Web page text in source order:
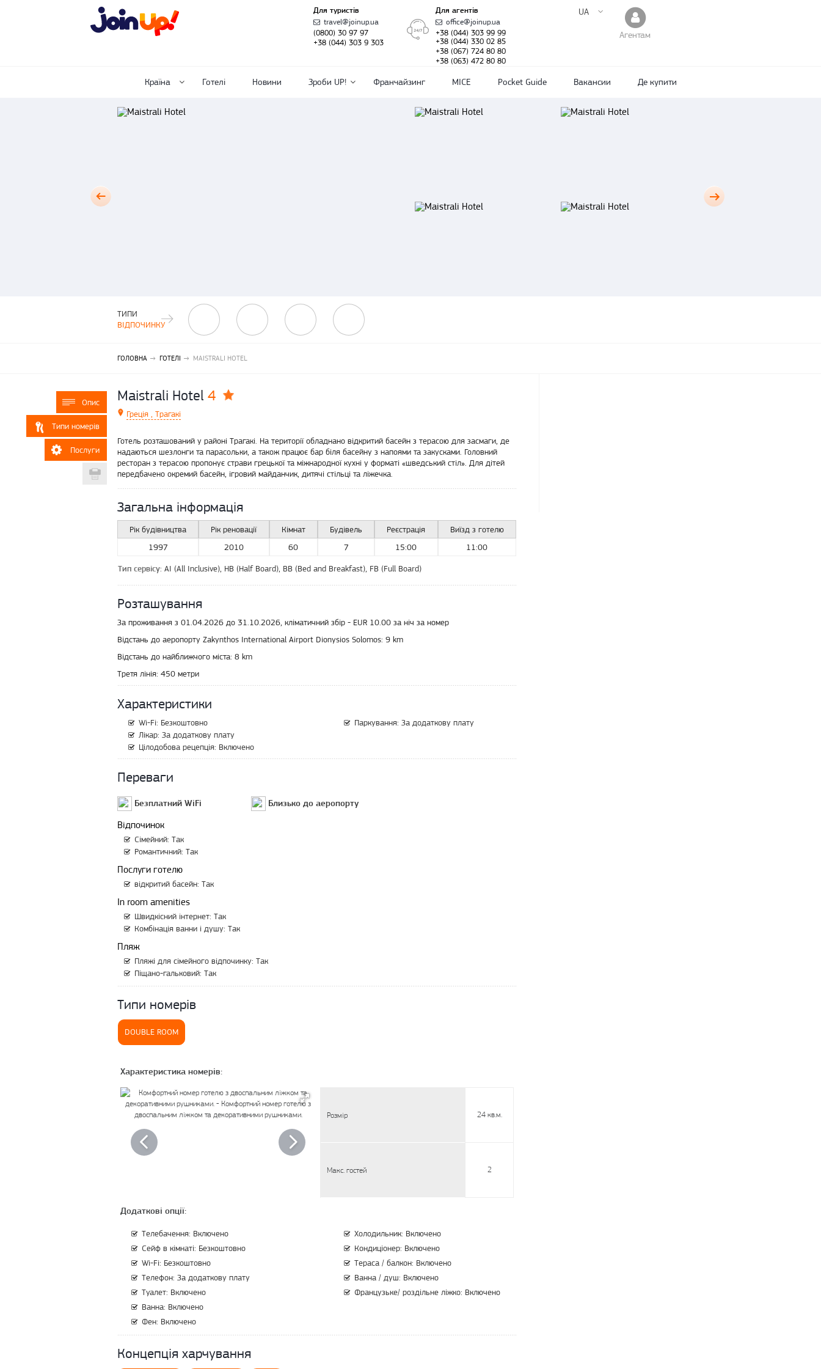
Для туристів
travel@joinup.ua
(0800) 30 97 97
+38 (044) 303 9 303
Для агентів
office@joinup.ua
+38 (044) 303 99 99
+38 (044) 330 02 85
+38 (067) 724 80 80
+38 (063) 472 80 80
Агентам
UA
Країна Готелі Новини Зроби UP! Франчайзинг MICE Pocket Guide Вакансии Де купити
ТИПИ
ВІДПОЧИНКУ
ГОЛОВНА ГОТЕЛІ MAISTRALI HOTEL
Опис
Типи номерів
Послуги
Друкувати
Maistrali Hotel 4
Греція , Трагакі
Готель розташований у районі Трагакі. На території обладнано відкритий басейн з терасою для засмаги, де
надаються шезлонги та парасольки, а також працює бар біля басейну з напоями та закусками. Головний
ресторан з терасою пропонує страви грецької та міжнародної кухні у форматі «шведський стіл». Для дітей
передбачено окремий басейн, ігровий майданчик, дитячі стільці та ліжечка.
Загальна інформація
Рік будівництва
1997
Рік реновації
2010
Кімнат
60
Будівель
7
Реєстрація
15:00
Виїзд з готелю
11:00
Тип сервісу: AI (All Inclusive), HB (Half Board), BB (Bed and Breakfast), FB (Full Board)
Розташування
За проживання з 01.04.2026 до 31.10.2026, кліматичний збір - EUR 10.00 за ніч за номер
Відстань до аеропорту Zakynthos International Airport Dionysios Solomos: 9 km
Відстань до найближчого міста: 8 km
Третя лінія: 450 метри
Характеристики
Wi-Fi: Безкоштовно
Лікар: За додаткову плату
Цілодобова рецепція: Включено
Паркування: За додаткову плату
Переваги
Безплатний WiFi Близько до аеропорту
Відпочинок
Сімейний: Так
Романтичний: Так
Послуги готелю
відкритий басейн: Так
In room amenities
Швидкісний інтернет: Так
Комбінація ванни і душу: Так
Пляж
Пляжі для сімейного відпочинку: Так
Піщано-гальковий: Так
Типи номерів
DOUBLE ROOM
Розмір 24 кв.м.
Макс. гостей 2
Характеристика номерів:
Додаткові опції:
Телебачення: Включено
Сейф в кімнаті: Безкоштовно
Wi-Fi: Безкоштовно
Телефон: За додаткову плату
Туалет: Включено
Ванна: Включено
Фен: Включено
Холодильник: Включено
Кондиціонер: Включено
Тераса / балкон: Включено
Ванна / душ: Включено
Французьке/ роздільне ліжко: Включено
Концепція харчування